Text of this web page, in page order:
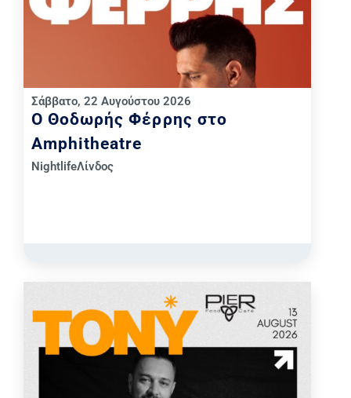
Σάββατο, 22 Αυγούστου 2026
Ο Θοδωρής Φέρρης στο
Amphitheatre
NightlifeΛίνδος